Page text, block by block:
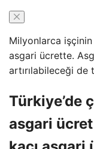
Milyonlarca işçinin
asgari ücrette.
artırılabileceği de
Türkiye’de
asgari ücret